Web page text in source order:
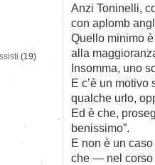
Anzi Toninelli,
con aplomb
Quello minimo
alla
Insomma, uno
E c’è un
qualche urlo,
Ed è che,
benissimo”.
E non è un
che — nel corso
(19)